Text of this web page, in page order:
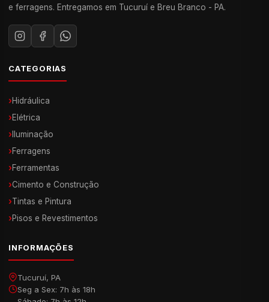
e ferragens. Entregamos em Tucuruí e Breu Branco - PA.
CATEGORIAS
›Hidráulica
›Elétrica
› Iluminação
›Ferragens
›Ferramentas
›Cimento e Construção
›Tintas e Pintura
›Pisos e Revestimentos
INFORMAÇÕES
Tucuruí, PA
Seg a Sex: 7h às 18h